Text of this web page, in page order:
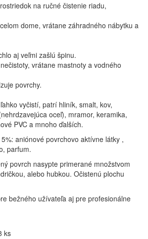
na ručné čistenie riadu,
dome, vrátane záhradného nábytku a
aj veľmi zašlú špinu.
vrátane mastnoty a vodného
povrchy.
vyčistí, patrí hliník, smalt, kov,
oceľ), mramor, keramika,
PVC a mnoho ďalších.
aniónové povrchovo aktívne látky ,
parfum.
povrch nasypte primerané množstvom
alebo hubkou. Očistenú plochu
bežného užívateľa aj pre profesionálne
ks